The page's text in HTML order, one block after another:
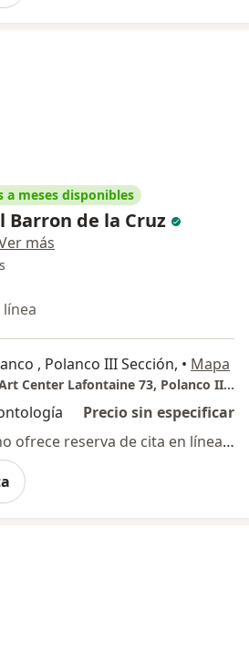
a meses disponibles
Barron de la Cruz
más
línea
, Polanco III Sección, • Mapa
MBC Clínica Dental Art Center Lafontaine 73, Polanco III sección
Precio sin especificar
Este especialista no ofrece reserva de cita en línea en esta dirección.